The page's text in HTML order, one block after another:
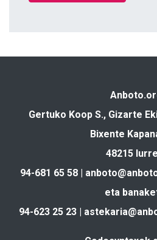
Gertuko Koop S., Gizarte
Bixente
48215
94-681 65 58 |
eta
94-623 25 23 |